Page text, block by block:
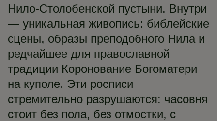
Нило-Столобенской пустыни. Внутри
— уникальная живопись: библейские
сцены, образы преподобного Нила и
редчайшее для православной
традиции Коронование Богоматери
на куполе. Эти росписи
стремительно разрушаются: часовня
стоит без пола, без отмостки, с